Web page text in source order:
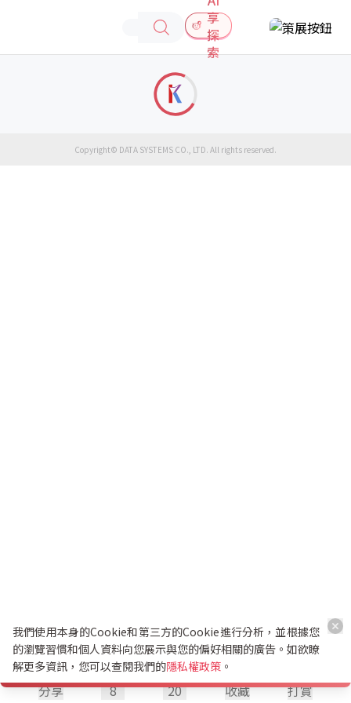
享
探
索
分享 8 20 收藏 打賞
Copyright© DATA SYSTEMS CO., LTD. All rights reserved.
我們使用本身的Cookie和第三方的Cookie進行分析，並根據您
的瀏覽習慣和個人資料向您展示與您的偏好相關的廣告。如欲瞭
解更多資訊，您可以查閱我們的隱私權政策 。